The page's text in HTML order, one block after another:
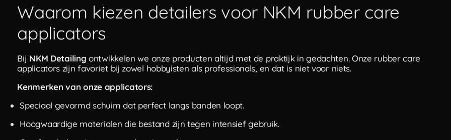
Waarom kiezen detailers voor NKM rubber care
applicators
Bij NKM Detailing ontwikkelen we onze producten altijd met de praktijk in gedachten. Onze rubber care
applicators zijn favoriet bij zowel hobbyisten als professionals, en dat is niet voor niets.
Kenmerken van onze applicators:
Speciaal gevormd schuim dat perfect langs banden loopt.
Hoogwaardige materialen die bestand zijn tegen intensief gebruik.